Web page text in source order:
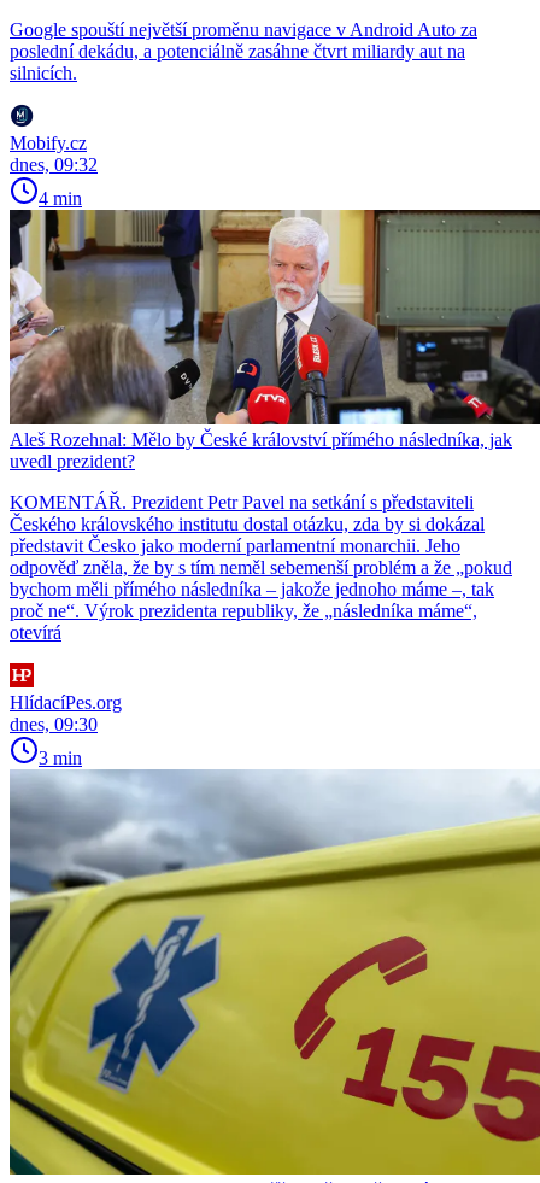
Google spouští největší proměnu navigace v Android Auto za
poslední dekádu, a potenciálně zasáhne čtvrt miliardy aut na
silnicích.
Mobify.cz
dnes, 09:32
4 min
Aleš Rozehnal: Mělo by České království přímého následníka, jak
uvedl prezident?
KOMENTÁŘ. Prezident Petr Pavel na setkání s představiteli
Českého královského institutu dostal otázku, zda by si dokázal
představit Česko jako moderní parlamentní monarchii. Jeho
odpověď zněla, že by s tím neměl sebemenší problém a že „pokud
bychom měli přímého následníka – jakože jednoho máme –, tak
proč ne“. Výrok prezidenta republiky, že „následníka máme“,
otevírá
HlídacíPes.org
dnes, 09:30
3 min